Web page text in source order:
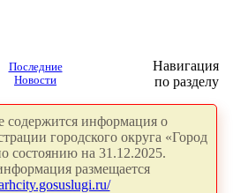
Последние
Новости
Навигация
по разделу
содержится информация о
городского округа «Город
состоянию на 31.12.2025.
размещается